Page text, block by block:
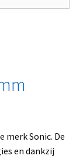
merk Sonic. De
en dankzij